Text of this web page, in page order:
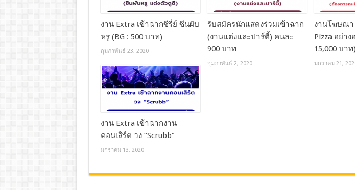
งาน Extra เข้าฉากซีรี่ย์ ซีนผับ
หรู (BG : 500 บาท)
กุมภาพันธ์ 23, 2020
รับสมัครนักแสดงร่วมเข้าฉาก
(งานแต่งและปาร์ตี้) คนละ
900 บาท
กุมภาพันธ์ 2, 2020
งานโฆษณา
Pizza อย่า
15,000 บาท)
มกราคม 21,
งาน Extra เข้าฉากงาน
คอนเสิร์ต วง “Scrubb”
มกราคม 13, 2020